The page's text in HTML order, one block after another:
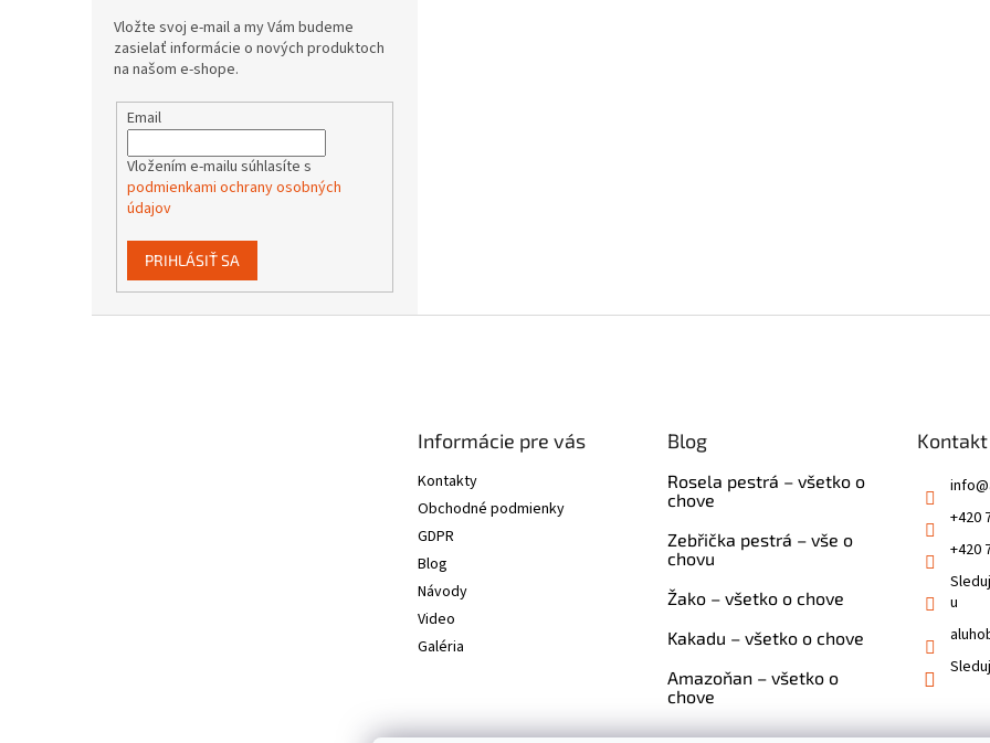
Vložte svoj e-mail a my Vám budeme
zasielať informácie o nových produktoch
na našom e-shope.
Email
Vložením e-mailu súhlasíte s
podmienkami ochrany osobných
údajov
PRIHLÁSIŤ SA
Informácie pre vás
Kontakty
Obchodné podmienky
GDPR
Blog
Návody
Video
Galéria
Blog
Rosela pestrá – všetko o
chove
Zebřička pestrá – vše o
chovu
Žako – všetko o chove
Kakadu – všetko o chove
Amazoňan – všetko o
chove
Kontakt
info@
+420
+420
u